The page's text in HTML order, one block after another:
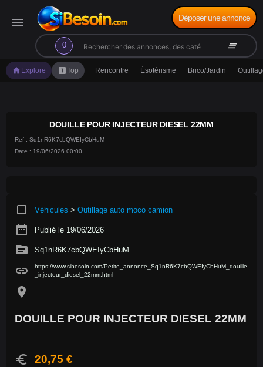
menu
0
search clear_all
Déposer une annonce
home Explore looks_oneTop Rencontre Ésotérisme Brico/Jardin
DOUILLE POUR INJECTEUR DIESEL 22MM
Ref : Sq1nR6K7cbQWEIyCbHuM
Date : 19/06/2026 00:00
crop_square Véhicules > Outillage auto moco camion
date_range Publié le 19/06/2026
source Sq1nR6K7cbQWEIyCbHuM
link
https://www.sibesoin.com/Petite_annonce_Sq1nR6K7cbQWEIyCbHuM_douille
_injecteur_diesel_22mm.html
location_on
DOUILLE POUR INJECTEUR DIESEL 22MM
euro 20,75 €